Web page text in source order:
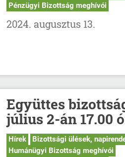
Pénzügyi Bizottság meghívói
2024. augusztus 13.
Együttes
július 2-án 17.00
Hírek
Bizottsági ülések,
Humánügyi Bizottság meghívói